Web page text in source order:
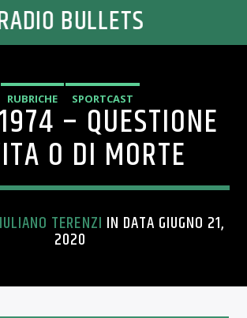
BULLETS
RUBRICHE SPORTCAST
– QUESTIONE
O DI MORTE
TERENZI IN DATA GIUGNO 21,
2020